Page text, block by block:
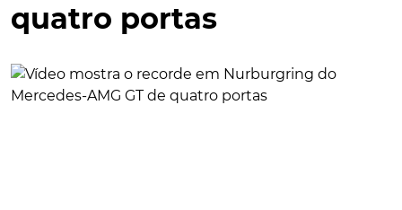
Técnica
Testes
quatro portas